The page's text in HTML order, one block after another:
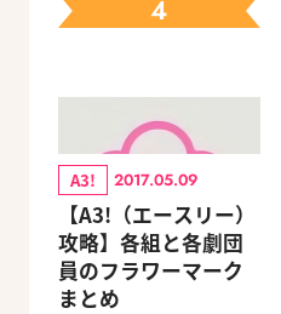
4
A3! 2017.05.09
【A3!（エースリー）
攻略】各組と各劇団
員のフラワーマーク
まとめ